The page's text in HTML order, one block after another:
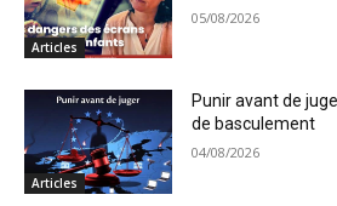
Articles
05/08/2026
Articles
Punir avant de
de basculement
04/08/2026